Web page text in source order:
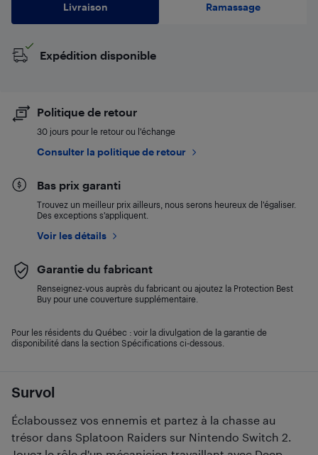
Survol
Éclaboussez vos ennemis et partez à la chasse au
trésor dans Splatoon Raiders sur Nintendo Switch 2.
Livraison Ramassage
Expédition disponible
Politique de retour
30 jours pour le retour ou l’échange
Consulter la politique de retour
Bas prix garanti
Trouvez un meilleur prix ailleurs, nous serons heureux de l’égaliser.
Des exceptions s’appliquent.
Voir les détails
Garantie du fabricant
Renseignez-vous auprès du fabricant ou ajoutez la Protection Best
Buy pour une couverture supplémentaire.
Pour les résidents du Québec : voir la divulgation de la garantie de
disponibilité dans la section Spécifications ci-dessous.